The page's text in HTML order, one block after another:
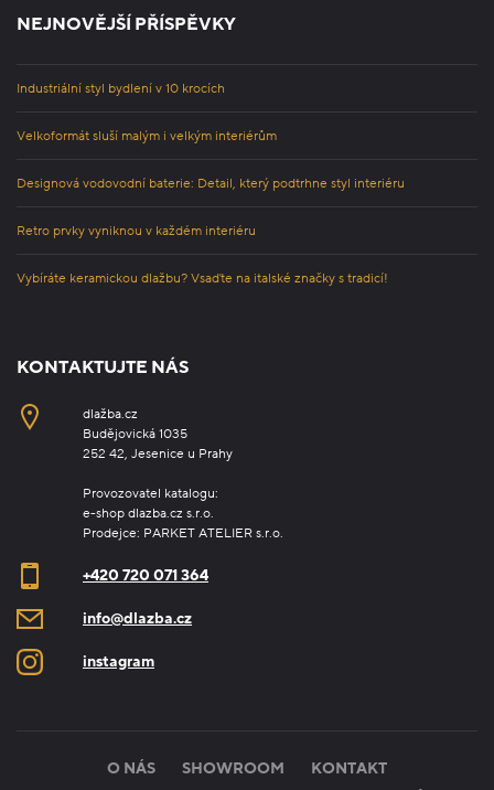
NEJNOVĚJŠÍ PŘÍSPĚVKY
Industriální styl bydlení v 10 krocích
Velkoformát sluší malým i velkým interiérům
Designová vodovodní baterie: Detail, který podtrhne styl interiéru
Retro prvky vyniknou v každém interiéru
Vybíráte keramickou dlažbu? Vsaďte na italské značky s tradicí!
KONTAKTUJTE NÁS
dlažba.cz
Budějovická 1035
252 42, Jesenice u Prahy
Provozovatel katalogu:
e-shop dlazba.cz s.r.o.
Prodejce: PARKET ATELIER s.r.o.
+420 720 071 364
info@dlazba.cz
instagram
O NÁS SHOWROOM
KONTAKT